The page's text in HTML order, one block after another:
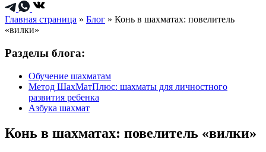
Главная страница » Блог » Конь в шахматах: повелитель
«вилки»
Разделы блога:
Обучение шахматам
Метод ШахМатПлюс: шахматы для личностного
развития ребенка
Азбука шахмат
Конь в шахматах: повелитель «вилки»